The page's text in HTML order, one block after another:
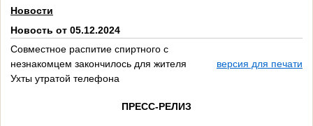
Новости
Новость от 05.12.2024
Совместное распитие спиртного с
незнакомцем закончилось для жителя
Ухты утратой телефона
версия для печати
ПРЕСС-РЕЛИЗ